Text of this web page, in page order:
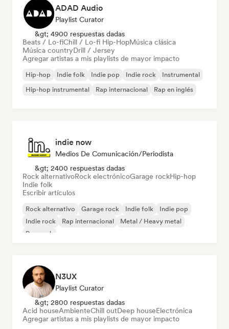
ADAD Audio
Playlist Curator
&gt; 4900 respuestas dadas
Beats / Lo-fiChill / Lo-fi Hip-HopMúsica clásica
Música countryDrill / Jersey
Agregar artistas a mis playlists de mayor impacto
Hip-hop Indie folk Indie pop Indie rock
Instrumental
Hip-hop instrumental
Rap internacional Rap en inglés
indie now
Medios De Comunicación/Periodista
&gt; 2400 respuestas dadas
Rock alternativoRock electrónicoGarage rockHip-hop
Indie folk
Escribir artículos
Rock alternativo Garage rock Indie folk
Indie pop
Indie rock
Rap internacional
Metal / Heavy metal
Pop rock
N3UX
Playlist Curator
&gt; 2800 respuestas dadas
Acid houseAmbienteChill outDeep houseElectrónica
Agregar artistas a mis playlists de mayor impacto